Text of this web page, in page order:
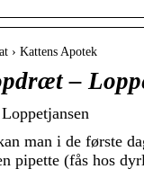
› Kattens Apotek
–
man i de første
pipette (fås hos